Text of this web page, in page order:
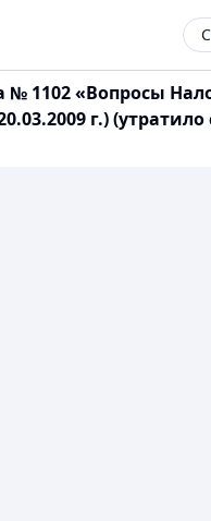
№ 1102 «Вопросы
г.)